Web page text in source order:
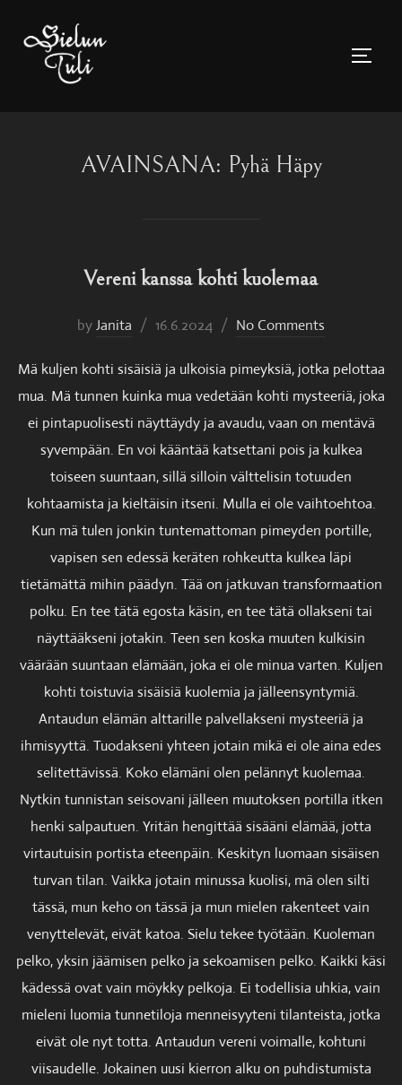
content
AVAINSANA: Pyhä Häpy
Vereni kanssa kohti kuolemaa
byJanita
Posted
16.6.2024 No Comments
Mä kuljen kohti sisäisiä ja ulkoisia pimeyksiä, jotka pelottaa
mua. Mä tunnen kuinka mua vedetään kohti mysteeriä, joka
ei pintapuolisesti näyttäydy ja avaudu, vaan on mentävä
syvempään. En voi kääntää katsettani pois ja kulkea
toiseen suuntaan, sillä silloin välttelisin totuuden
kohtaamista ja kieltäisin itseni. Mulla ei ole vaihtoehtoa.
Kun mä tulen jonkin tuntemattoman pimeyden portille,
vapisen sen edessä keräten rohkeutta kulkea läpi
tietämättä mihin päädyn. Tää on jatkuvan transformaation
polku. En tee tätä egosta käsin, en tee tätä ollakseni tai
näyttääkseni jotakin. Teen sen koska muuten kulkisin
väärään suuntaan elämään, joka ei ole minua varten. Kuljen
kohti toistuvia sisäisiä kuolemia ja jälleensyntymiä.
Antaudun elämän alttarille palvellakseni mysteeriä ja
ihmisyyttä. Tuodakseni yhteen jotain mikä ei ole aina edes
selitettävissä. Koko elämäni olen pelännyt kuolemaa.
Nytkin tunnistan seisovani jälleen muutoksen portilla itken
henki salpautuen. Yritän hengittää sisääni elämää, jotta
virtautuisin portista eteenpäin. Keskityn luomaan sisäisen
turvan tilan. Vaikka jotain minussa kuolisi, mä olen silti
tässä, mun keho on tässä ja mun mielen rakenteet vain
venyttelevät, eivät katoa. Sielu tekee työtään. Kuoleman
pelko, yksin jäämisen pelko ja sekoamisen pelko. Kaikki käsi
kädessä ovat vain möykky pelkoja. Ei todellisia uhkia, vain
mieleni luomia tunnetiloja menneisyyteni tilanteista, jotka
eivät ole nyt totta. Antaudun vereni voimalle, kohtuni
viisaudelle. Jokainen uusi kierron alku on puhdistumista